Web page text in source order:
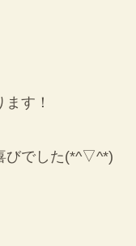
す！
びでした(*^▽^*)